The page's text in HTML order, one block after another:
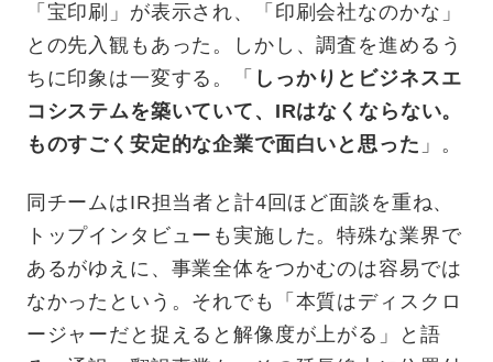
「宝印刷」が表示され、「印刷会社なのかな」
との先入観もあった。しかし、調査を進めるう
ちに印象は一変する。「 しっかりとビジネスエ
コシステムを築いていて、IRはなくならない。
ものすごく安定的な企業で面白いと思った 」。
同チームはIR担当者と計4回ほど面談を重ね、
トップインタビューも実施した。特殊な業界で
あるがゆえに、事業全体をつかむのは容易では
なかったという。それでも「本質はディスクロ
ージャーだと捉えると解像度が上がる」と語